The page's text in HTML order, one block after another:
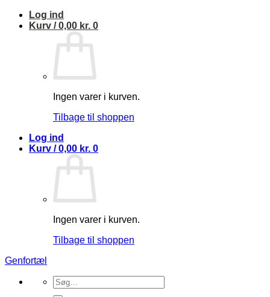
FortsætLog ind
Kurv /0,00 kr. 0
Ingen varer i kurven.
Tilbage til shoppen
Log ind
Kurv /0,00 kr. 0
Ingen varer i kurven.
Tilbage til shoppen
Genfortæl
Søg
efter: